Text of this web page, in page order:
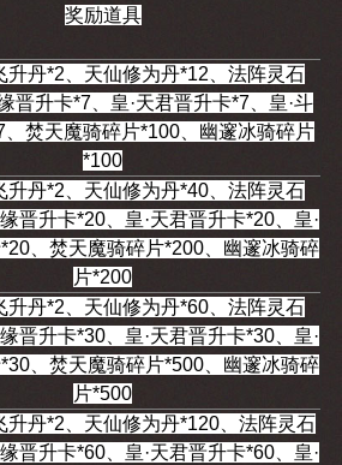
奖励道具
升丹*2、天仙修为丹*12、法阵灵石
晋升卡*7、皇·天君晋升卡*7、皇·斗
、焚天魔骑碎片*100、幽邃冰骑碎片
*100
升丹*2、天仙修为丹*40、法阵灵石
晋升卡*20、皇·天君晋升卡*20、皇·
、焚天魔骑碎片*200、幽邃冰骑碎
片*200
升丹*2、天仙修为丹*60、法阵灵石
晋升卡*30、皇·天君晋升卡*30、皇·
、焚天魔骑碎片*500、幽邃冰骑碎
片*500
升丹*2、天仙修为丹*120、法阵灵石
晋升卡*60、皇·天君晋升卡*60、皇·